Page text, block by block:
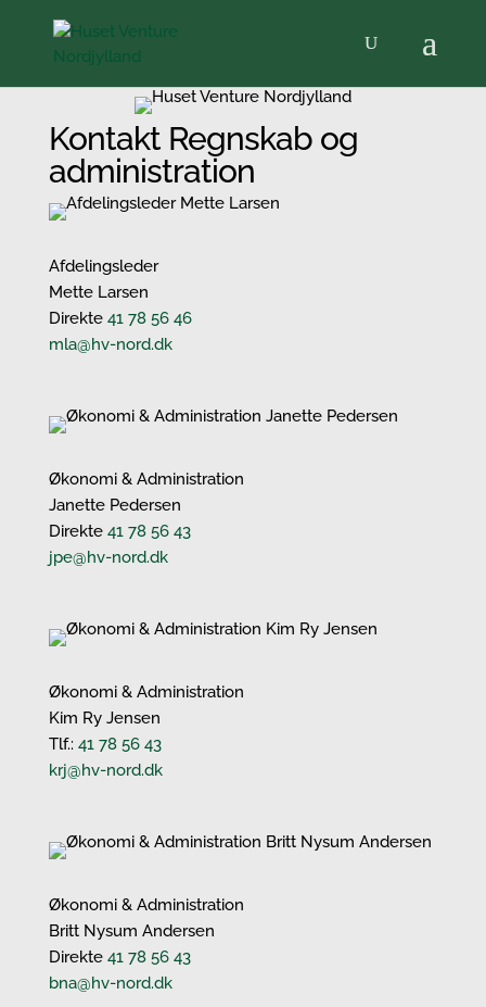
Kontakt Regnskab og
administration
Afdelingsleder
Mette Larsen
Direkte 41 78 56 46
mla@hv-nord.dk
Økonomi & Administration
Janette Pedersen
Direkte 41 78 56 43
jpe@hv-nord.dk
Økonomi & Administration
Kim Ry Jensen
Tlf.: 41 78 56 43
krj@hv-nord.dk
Økonomi & Administration
Britt Nysum Andersen
Direkte 41 78 56 43
bna@hv-nord.dk